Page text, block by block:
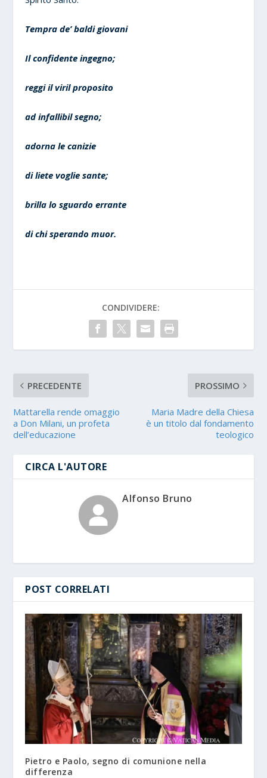
Tempra de’ baldi giovani
Il confidente ingegno;
reggi il viril proposito
ad infallibil segno;
adorna le canizie
di liete voglie sante;
brilla lo sguardo errante
di chi sperando muor.
CONDIVIDERE:
PRECEDENTE
Mattarella rende omaggio
a Don Milani, un profeta
dell’educazione
PROSSIMO
Maria Madre della Chiesa
è un titolo dal fondamento
teologico
CIRCA L'AUTORE
Alfonso Bruno
POST CORRELATI
Pietro e Paolo, segno di comunione nella
differenza